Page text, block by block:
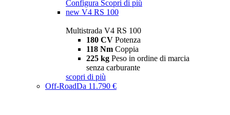
Configura Scopri di più
new V4 RS 100
Multistrada V4 RS 100
180 CV Potenza
118 Nm Coppia
225 kg Peso in ordine di marcia
senza carburante
scopri di più
Off-RoadDa 11.790 €